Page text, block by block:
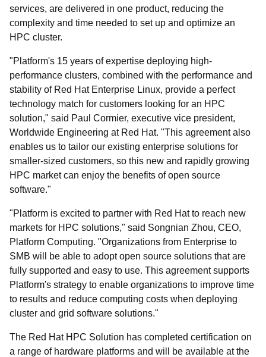
services, are delivered in one product, reducing the
complexity and time needed to set up and optimize an
HPC cluster.
"Platform's 15 years of expertise deploying high-
performance clusters, combined with the performance and
stability of Red Hat Enterprise Linux, provide a perfect
technology match for customers looking for an HPC
solution," said Paul Cormier, executive vice president,
Worldwide Engineering at Red Hat. "This agreement also
enables us to tailor our existing enterprise solutions for
smaller-sized customers, so this new and rapidly growing
HPC market can enjoy the benefits of open source
software."
"Platform is excited to partner with Red Hat to reach new
markets for HPC solutions," said Songnian Zhou, CEO,
Platform Computing. "Organizations from Enterprise to
SMB will be able to adopt open source solutions that are
fully supported and easy to use. This agreement supports
Platform's strategy to enable organizations to improve time
to results and reduce computing costs when deploying
cluster and grid software solutions."
The Red Hat HPC Solution has completed certification on
a range of hardware platforms and will be available at the